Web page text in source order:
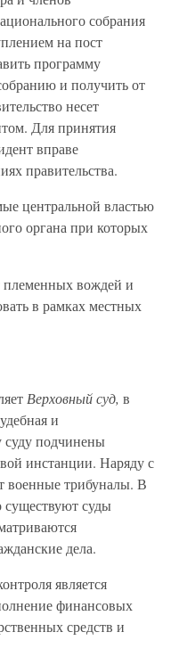
собрания
на пост
программу
и получить от
несет
Для принятия
вправе
правительства.
центральной властью
органа при которых
племенных вождей и
в рамках местных
Верховный суд, в
и
суду подчинены
инстанции. Наряду с
военные трибуналы. В
существуют суды
дела.
является
финансовых
средств и